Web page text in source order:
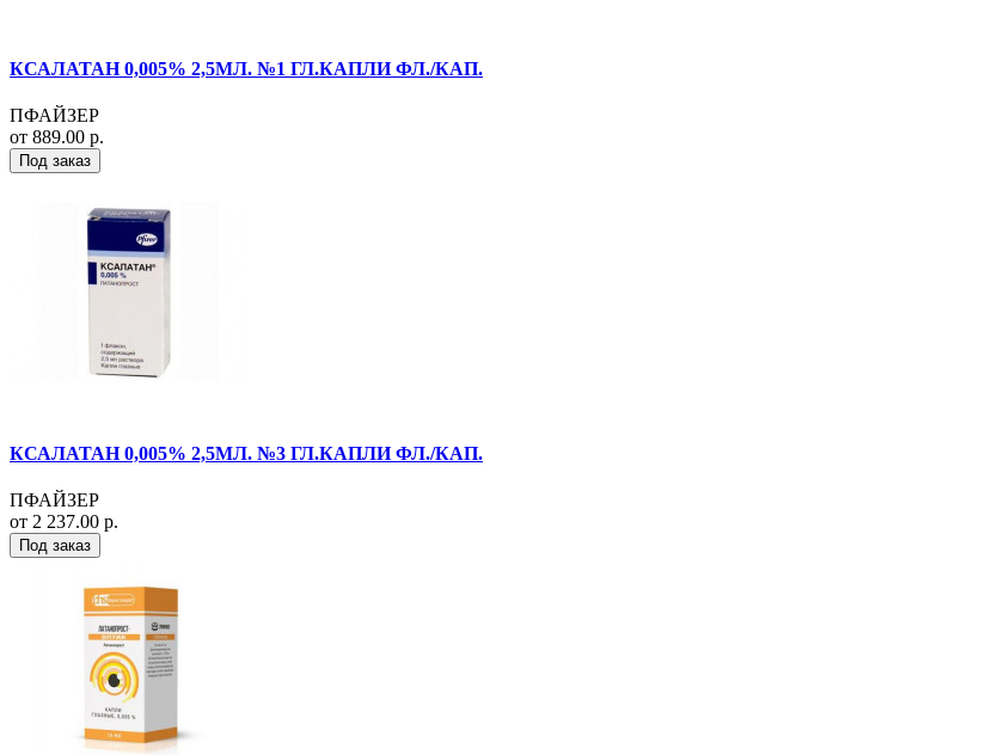
КСАЛАТАН 0,005% 2,5МЛ. №1 ГЛ.КАПЛИ ФЛ./КАП.
ПФАЙЗЕР
от 889.00 р.
Под заказ
КСАЛАТАН 0,005% 2,5МЛ. №3 ГЛ.КАПЛИ ФЛ./КАП.
ПФАЙЗЕР
от 2 237.00 р.
Под заказ